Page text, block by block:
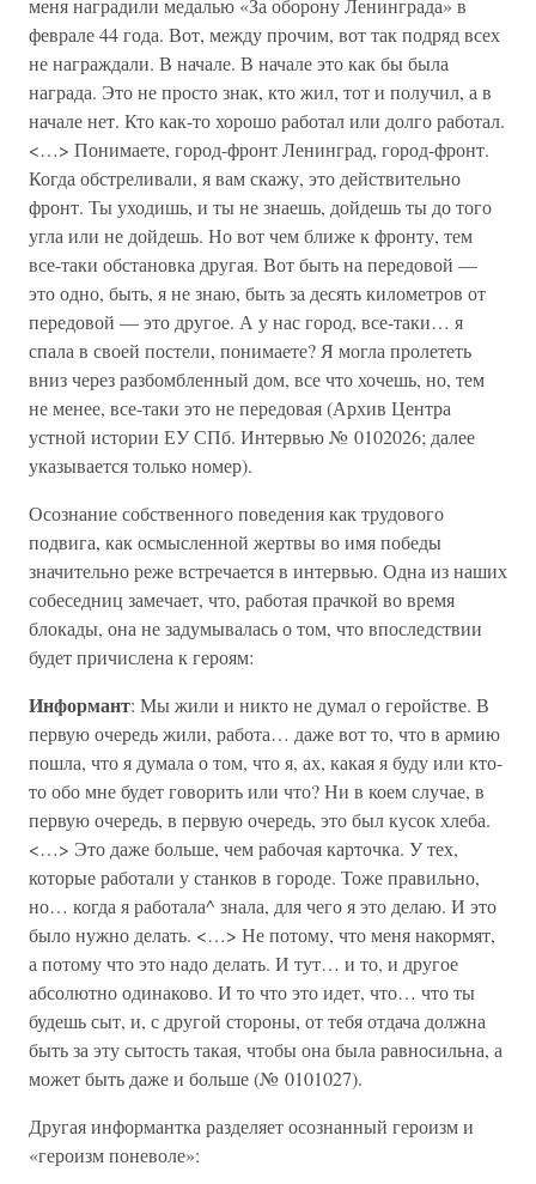
меня наградили медалью «За оборону Ленинграда» в
феврале 44 года. Вот, между прочим, вот так подряд всех
не награждали. В начале. В начале это как бы была
награда. Это не просто знак, кто жил, тот и получил, а в
начале нет. Кто как-то хорошо работал или долго работал.
<…> Понимаете, город-фронт Ленинград, город-фронт.
Когда обстреливали, я вам скажу, это действительно
фронт. Ты уходишь, и ты не знаешь, дойдешь ты до того
угла или не дойдешь. Но вот чем ближе к фронту, тем
все-таки обстановка другая. Вот быть на передовой —
это одно, быть, я не знаю, быть за десять километров от
передовой — это другое. А у нас город, все-таки… я
спала в своей постели, понимаете? Я могла пролететь
вниз через разбомбленный дом, все что хочешь, но, тем
не менее, все-таки это не передовая (Архив Центра
устной истории ЕУ СПб. Интервью № 0102026; далее
указывается только номер).
Осознание собственного поведения как трудового
подвига, как осмысленной жертвы во имя победы
значительно реже встречается в интервью. Одна из наших
собеседниц замечает, что, работая прачкой во время
блокады, она не задумывалась о том, что впоследствии
будет причислена к героям:
Информант: Мы жили и никто не думал о геройстве. В
первую очередь жили, работа… даже вот то, что в армию
пошла, что я думала о том, что я, ах, какая я буду или кто-
то обо мне будет говорить или что? Ни в коем случае, в
первую очередь, в первую очередь, это был кусок хлеба.
<…> Это даже больше, чем рабочая карточка. У тех,
которые работали у станков в городе. Тоже правильно,
но… когда я работала^ знала, для чего я это делаю. И это
было нужно делать. <…> Не потому, что меня накормят,
а потому что это надо делать. И тут… и то, и другое
абсолютно одинаково. И то что это идет, что… что ты
будешь сыт, и, с другой стороны, от тебя отдача должна
быть за эту сытость такая, чтобы она была равносильна, а
может быть даже и больше (№ 0101027).
Другая информантка разделяет осознанный героизм и
«героизм поневоле»: